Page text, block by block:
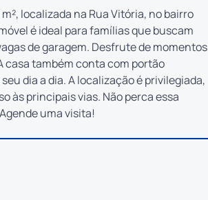
localizada na Rua Vitória, no bairro
é ideal para famílias que buscam
de garagem. Desfrute de momentos
casa também conta com portão
dia a dia. A localização é privilegiada,
às principais vias. Não perca essa
uma visita!